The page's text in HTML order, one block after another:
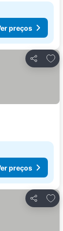
preços
Partilhar
preços
Partilhar